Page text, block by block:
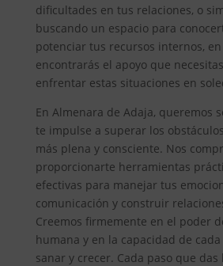
dificultades en tus relaciones, o
buscando un espacio para
potenciar tus recursos internos, en
encontrarás el apoyo que
enfrentar estas situaciones en
En Almenara de Adaja, queremos
te impulse a superar los
más plena y consciente. Nos
proporcionarte herramientas
efectivas para manejar tus
comunicación y construir
Creemos firmemente en el poder
humana y en la capacidad de
sanar y crecer. Cada paso que